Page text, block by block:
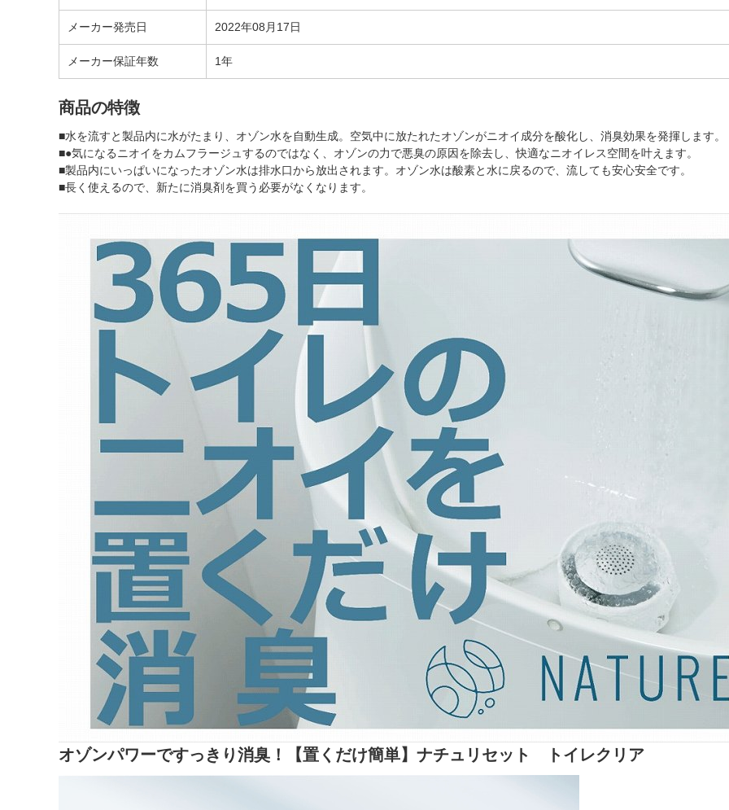
メーカー発売日 2022年08月17日
メーカー保証年数 1年
商品の特徴
■水を流すと製品内に水がたまり、オゾン水を自動生成。空気中に放たれたオゾンがニオイ成分を酸化し、消臭効果を発揮します。
■●気になるニオイをカムフラージュするのではなく、オゾンの力で悪臭の原因を除去し、快適なニオイレス空間を叶えます。
■製品内にいっぱいになったオゾン水は排水口から放出されます。オゾン水は酸素と水に戻るので、流しても安心安全です。
■長く使えるので、新たに消臭剤を買う必要がなくなります。
オゾンパワーですっきり消臭！【置くだけ簡単】ナチュリセット トイレクリア